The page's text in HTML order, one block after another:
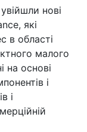
нові
які
в області
малого
на основі
і
і